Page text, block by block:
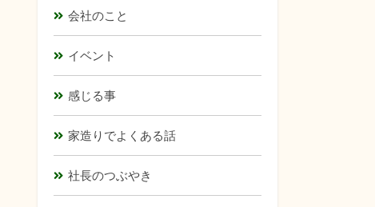
会社のこと
イベント
感じる事
家造りでよくある話
社長のつぶやき